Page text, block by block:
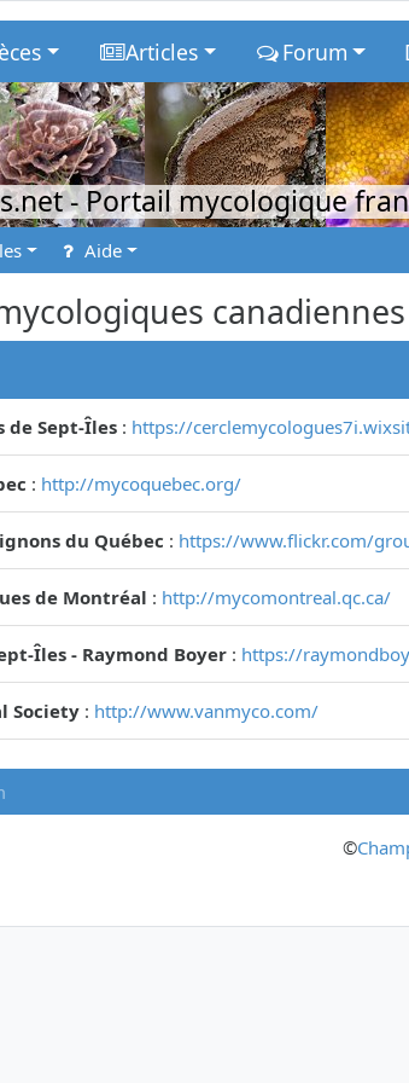
Articles Forum
- Portail mycologique
Aide
canadiennes
de Sept-Îles : https://
: http://mycoquebec.org/
du Québec : https://www.flickr.com/
de Montréal : http://mycomontreal.qc.ca/
Îles - Raymond Boyer : https://
Society : http://www.vanmyco.com/
©